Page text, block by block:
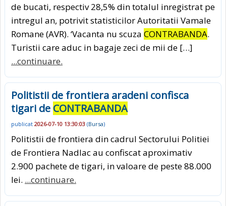
de bucati, respectiv 28,5% din totalul inregistrat pe
intregul an, potrivit statisticilor Autoritatii Vamale
Romane (AVR). ‘Vacanta nu scuza CONTRABANDA.
Turistii care aduc in bagaje zeci de mii de […]
...continuare.
Politistii de frontiera aradeni confisca
tigari de CONTRABANDA
publicat 2026-07-10 13:30:03 (Bursa)
Politistii de frontiera din cadrul Sectorului Politiei
de Frontiera Nadlac au confiscat aproximativ
2.900 pachete de tigari, in valoare de peste 88.000
lei. ...continuare.